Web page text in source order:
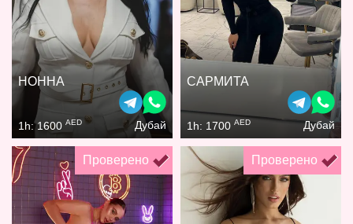
НОННА
1h: 1600 AED Дубай
САРМИТА
1h: 1700 AED Дубай
Проверено Проверено